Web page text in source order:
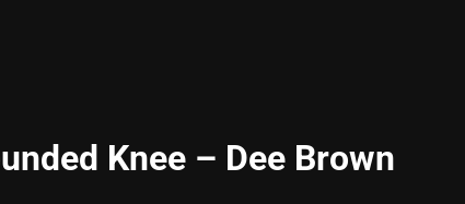
Knee – Dee Brown